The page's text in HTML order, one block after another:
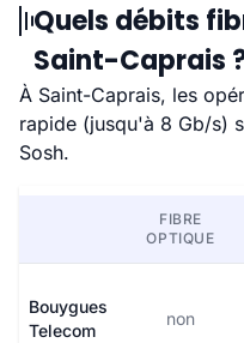
Quels débits
Saint-Caprais
À Saint-Caprais, les
rapide (jusqu'à 8 Gb/s)
Sosh.
FIBRE
OPTIQUE
Bouygues
Telecom
non